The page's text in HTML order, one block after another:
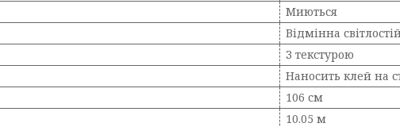
Миються
Відмінна
З текстурою
Наносить клей на
106 см
10.05 м